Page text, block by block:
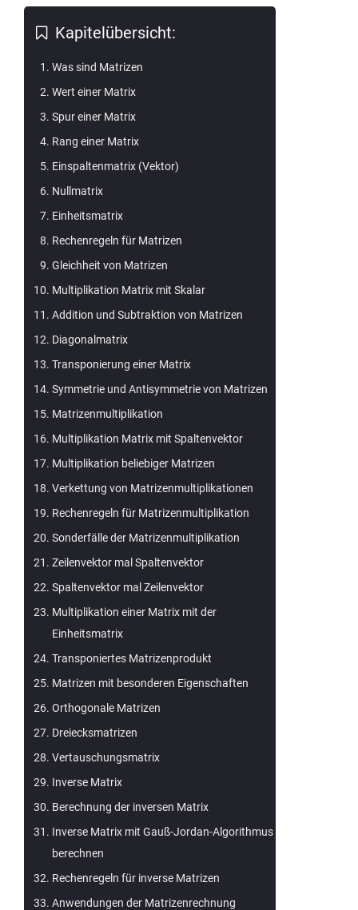
\vec a
\times
\vec cKapitelübersicht:
Was sind Matrizen
Wert einer Matrix
Spur einer Matrix
Rang einer Matrix
Einspaltenmatrix (Vektor)
Nullmatrix
Einheitsmatrix
Rechenregeln für Matrizen
Gleichheit von Matrizen
Multiplikation Matrix mit Skalar
Addition und Subtraktion von Matrizen
Diagonalmatrix
Transponierung einer Matrix
Symmetrie und Antisymmetrie von Matrizen
Matrizenmultiplikation
Multiplikation Matrix mit Spaltenvektor
Multiplikation beliebiger Matrizen
Verkettung von Matrizenmultiplikationen
Rechenregeln für Matrizenmultiplikation
Sonderfälle der Matrizenmultiplikation
Zeilenvektor mal Spaltenvektor
Spaltenvektor mal Zeilenvektor
Multiplikation einer Matrix mit der
Einheitsmatrix
Transponiertes Matrizenprodukt
Matrizen mit besonderen Eigenschaften
Orthogonale Matrizen
Dreiecksmatrizen
Vertauschungsmatrix
Inverse Matrix
Berechnung der inversen Matrix
Inverse Matrix mit Gauß-Jordan-Algorithmus
berechnen
Rechenregeln für inverse Matrizen
Anwendungen der Matrizenrechnung